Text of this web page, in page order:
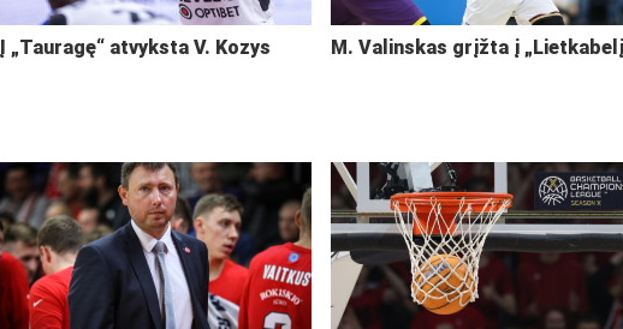
Į „Tauragę“ atvyksta V. Kozys M. Valinskas grįžta į